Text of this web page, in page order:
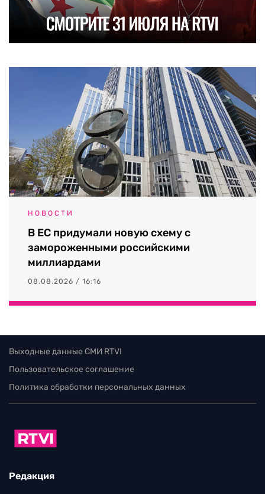
НОВОСТИ
В ЕС придумали новую схему с
замороженными российскими
миллиардами
08.08.2026 / 16:16
Выходные данные СМИ RTVI
Пользовательское соглашение
Политика обработки персональных данных
Редакция